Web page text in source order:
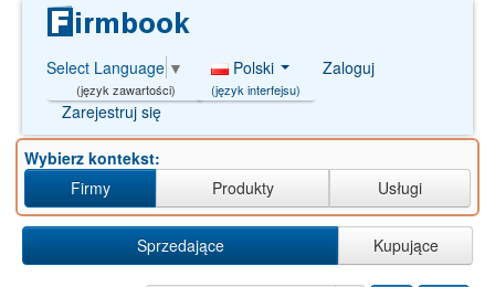
Select Language ▼
(język zawartości)
Polski
(język interfejsu)
Zaloguj
Zarejestruj się
Wybierz kontekst:
Firmy
Produkty Usługi
Sprzedające Kupujące